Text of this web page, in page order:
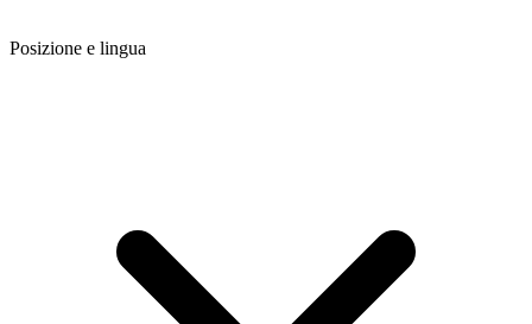
Posizione e lingua